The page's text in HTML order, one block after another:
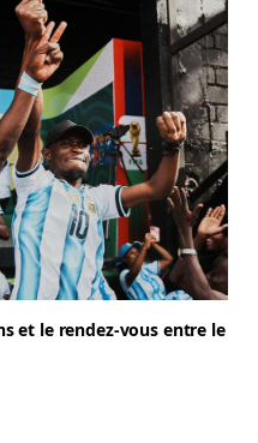
et le rendez-vous entre le